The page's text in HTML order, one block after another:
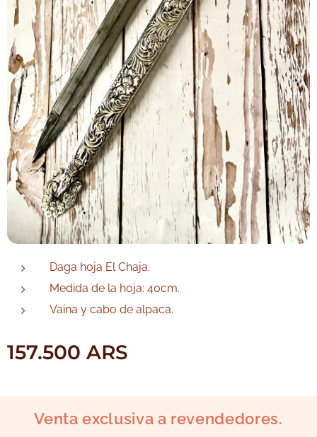
Daga hoja El Chaja.
Medida de la hoja: 40cm.
Vaina y cabo de alpaca.
157.500 ARS
Venta exclusiva a revendedores.